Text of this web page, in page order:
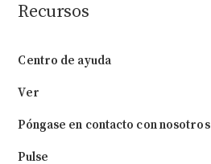
Recursos
Centro de ayuda
Ver
Póngase en contacto con nosotros
Pulse